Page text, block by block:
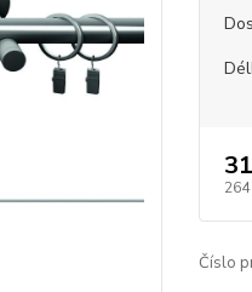
264
Číslo